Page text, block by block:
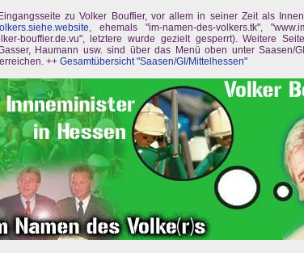
zu Volker Bouffier, vor allem in seiner Zeit als
, ehemals "im-namen-des-volkers.tk",
bouffier.de.vu", letztere wurde gezielt gesperrt). Weitere
Haumann usw. sind über das Menü oben unter Saasen/
++ Gesamtübersicht "Saasen/GI/Mittelhessen"